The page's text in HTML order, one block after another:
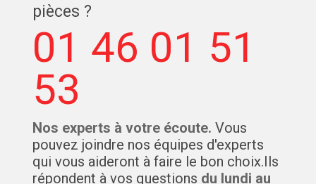
pièces ?
01 46 01 51
53
Nos experts à votre écoute. Vous
pouvez joindre nos équipes d'experts
qui vous aideront à faire le bon choix.Ils
répondent à vos questions du lundi au